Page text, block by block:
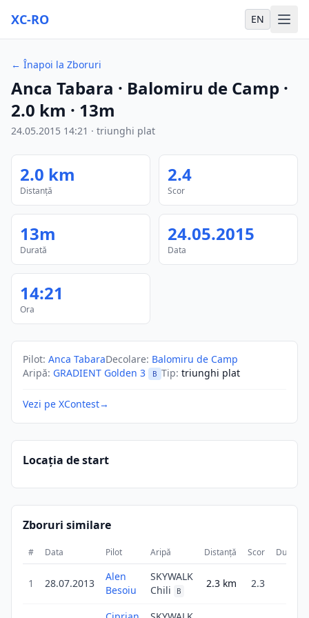
XC-RO EN
← Înapoi la Zboruri
Anca Tabara · Balomiru de Camp ·
2.0 km · 13m
24.05.2015 14:21 · triunghi plat
2.0 km
Distanță
2.4
Scor
13m
Durată
24.05.2015
Data
14:21
Ora
Pilot: Anca TabaraDecolare: Balomiru de Camp
Aripă: GRADIENT Golden 3 B Tip: triunghi plat
Vezi pe XContest→
Locația de start
Zboruri similare
# Data Pilot Aripă Distanță Scor Durată
1 28.07.2013
Alen
Besoiu
SKYWALK
Chili
B
2.3 km 2.3